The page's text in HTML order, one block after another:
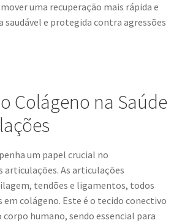
uma recuperação mais rápida e
saudável e protegida contra agressões
Colágeno na Saúde
um papel crucial no
As articulações
tendões e ligamentos, todos
colágeno. Este é o tecido conectivo
humano, sendo essencial para